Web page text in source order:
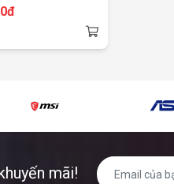
mãi!